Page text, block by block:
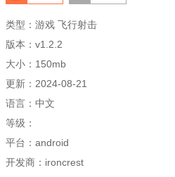
类型：游戏 飞行射击
版本：v1.2.2
大小：150mb
更新：2024-08-21
语言：中文
等级：
平台：android
开发商：ironcrest